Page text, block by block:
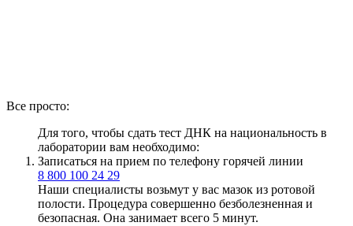
Все просто:
Для того, чтобы сдать тест ДНК на национальность в
лаборатории вам необходимо:
Записаться на прием по телефону горячей линии
8 800 100 24 29
Наши специалисты возьмут у вас мазок из ротовой
полости. Процедура совершенно безболезненная и
безопасная. Она занимает всего 5 минут.